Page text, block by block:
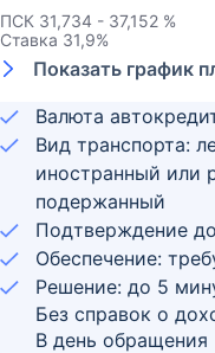
Валюта
Вид транспорта:
иностранный или
подержанный
Подтверждение
Обеспечение:
Решение: до 5
Без справок о
В день обращения
ПСК 31,734 - 37,152 %
Ставка 31,9%
Показать график